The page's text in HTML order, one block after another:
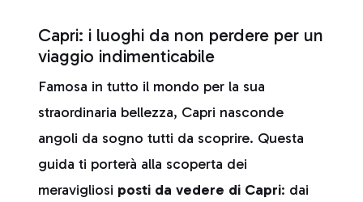
Capri: i luoghi da non perdere per un
viaggio indimenticabile
Famosa in tutto il mondo per la sua
straordinaria bellezza, Capri nasconde
angoli da sogno tutti da scoprire. Questa
guida ti porterà alla scoperta dei
meravigliosi posti da vedere di Capri: dai